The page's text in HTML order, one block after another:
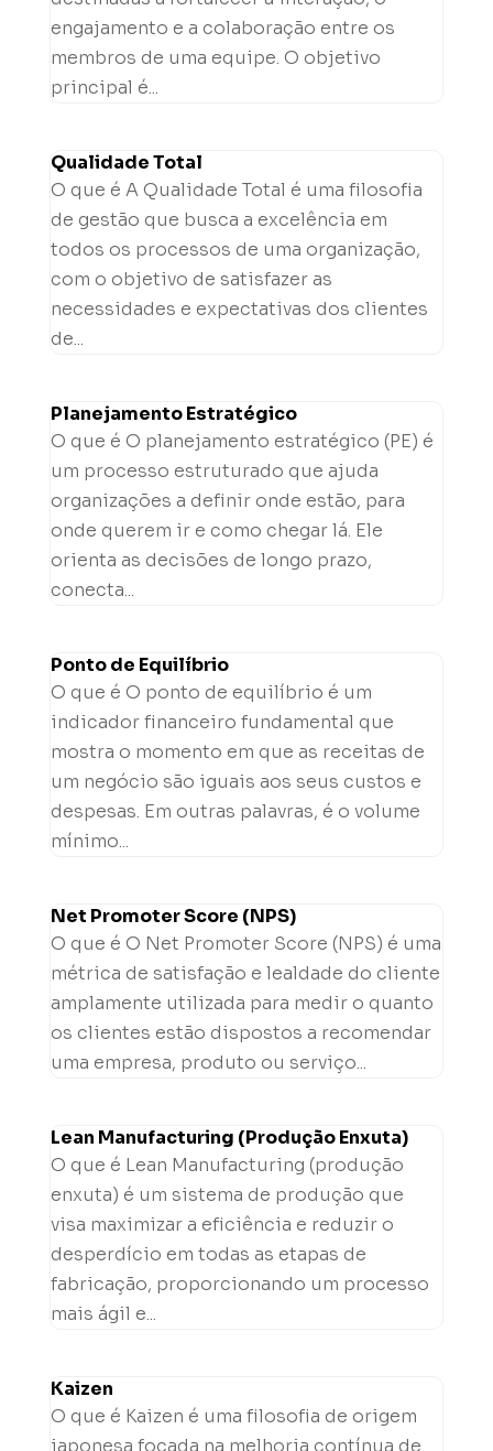
engajamento e a colaboração entre os
membros de uma equipe. O objetivo
principal é...
Qualidade Total
O que é A Qualidade Total é uma filosofia
de gestão que busca a excelência em
todos os processos de uma organização,
com o objetivo de satisfazer as
necessidades e expectativas dos clientes
de...
Planejamento Estratégico
O que é O planejamento estratégico (PE) é
um processo estruturado que ajuda
organizações a definir onde estão, para
onde querem ir e como chegar lá. Ele
orienta as decisões de longo prazo,
conecta...
Ponto de Equilíbrio
O que é O ponto de equilíbrio é um
indicador financeiro fundamental que
mostra o momento em que as receitas de
um negócio são iguais aos seus custos e
despesas. Em outras palavras, é o volume
mínimo...
Net Promoter Score (NPS)
O que é O Net Promoter Score (NPS) é uma
métrica de satisfação e lealdade do cliente
amplamente utilizada para medir o quanto
os clientes estão dispostos a recomendar
uma empresa, produto ou serviço...
Lean Manufacturing (Produção Enxuta)
O que é Lean Manufacturing (produção
enxuta) é um sistema de produção que
visa maximizar a eficiência e reduzir o
desperdício em todas as etapas de
fabricação, proporcionando um processo
mais ágil e...
Kaizen
O que é Kaizen é uma filosofia de origem
japonesa focada na melhoria contínua de